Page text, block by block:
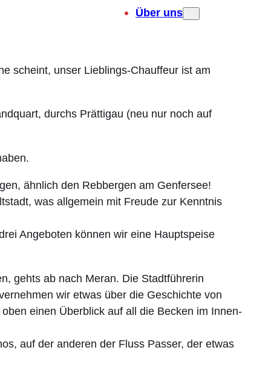
Über uns
scheint, unser Lieblings-Chauffeur ist am
durchs Prättigau (neu nur noch auf
ähnlich den Rebbergen am Genfersee!
was allgemein mit Freude zur Kenntnis
Angeboten können wir eine Hauptspeise
gehts ab nach Meran. Die Stadtführerin
wir etwas über die Geschichte von
einen Überblick auf all die Becken im Innen-
auf der anderen der Fluss Passer, der etwas